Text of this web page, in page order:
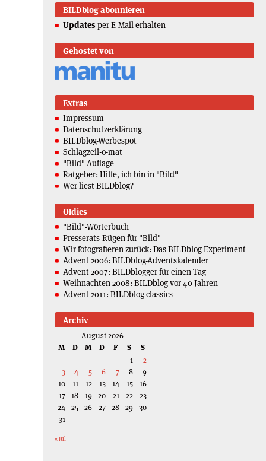
BILDblog abonnieren
Updates per E-Mail erhalten
Gehostet von
Extras
Impressum
Datenschutzerklärung
BILDblog-Werbespot
Schlagzeil-o-mat
"Bild"-Auflage
Ratgeber: Hilfe, ich bin in "Bild"
Wer liest BILDblog?
Oldies
"Bild"-Wörterbuch
Presserats-Rügen für "Bild"
Wir fotografieren zurück: Das BILDblog-Experiment
Advent 2006: BILDblog-Adventskalender
Advent 2007: BILDblogger für einen Tag
Weihnachten 2008: BILDblog vor 40 Jahren
Advent 2011: BILDblog classics
Archiv
August 2026
M
D M D F S
S
1
2
3
4 5 6 7 8
9
10
11 12 13 14 15
16
17 18 19 20 21 22
23
24 25 26 27 28 29 30
31
« Jul